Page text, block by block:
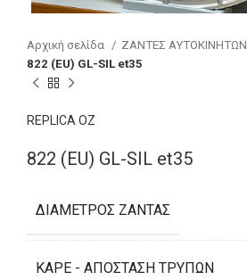
Αρχική σελίδα
ΖΑΝΤΕΣ ΑΥΤΟΚΙΝΗΤΩΝ
822 (EU) GL-SIL et35
REPLICA OZ
822 (EU) GL-SIL et35
ΔΙΆΜΕΤΡΟΣ ΖΆΝΤΑΣ
ΚΑΡΈ - ΑΠΌΣΤΑΣΗ ΤΡΥΠΏΝ